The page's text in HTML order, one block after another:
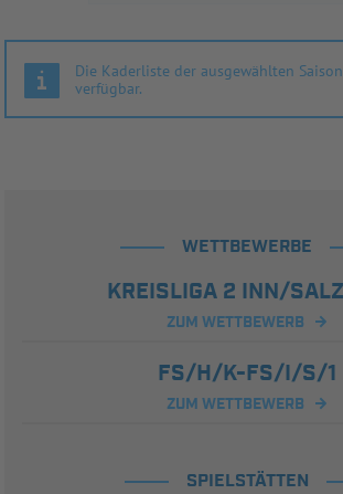
Die Kaderliste der ausgewählten
verfügbar.
WETTBEWERBE
KREISLIGA 2 INN/
ZUM WETTBEWERB
FS/H/K-FS/I/S/1
ZUM WETTBEWERB
SPIELSTÄTTEN